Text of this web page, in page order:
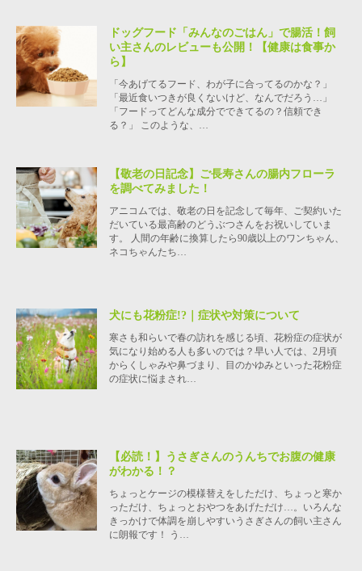
ドッグフード「みんなのごはん」で腸活！飼
い主さんのレビューも公開！【健康は食事か
ら】
「今あげてるフード、わが子に合ってるのかな？」
「最近食いつきが良くないけど、なんでだろう…」
「フードってどんな成分でできてるの？信頼でき
る？」 このような、…
【敬老の日記念】ご長寿さんの腸内フローラ
を調べてみました！
アニコムでは、敬老の日を記念して毎年、ご契約いた
だいている最高齢のどうぶつさんをお祝いしていま
す。 人間の年齢に換算したら90歳以上のワンちゃん、
ネコちゃんたち…
犬にも花粉症!?｜症状や対策について
寒さも和らいで春の訪れを感じる頃、花粉症の症状が
気になり始める人も多いのでは？早い人では、2月頃
からくしゃみや鼻づまり、目のかゆみといった花粉症
の症状に悩まされ…
【必読！】うさぎさんのうんちでお腹の健康
がわかる！？
ちょっとケージの模様替えをしただけ、ちょっと寒か
っただけ、ちょっとおやつをあげただけ…。いろんな
きっかけで体調を崩しやすいうさぎさんの飼い主さん
に朗報です！ う…